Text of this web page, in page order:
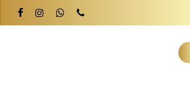
to
facebookinstagramwhatsapp